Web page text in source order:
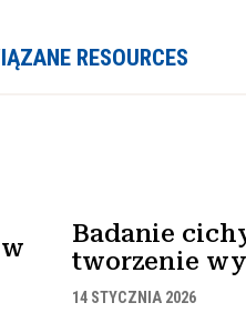
RESOURCES
Badanie
tworzenie
14 STYCZNIA 2026